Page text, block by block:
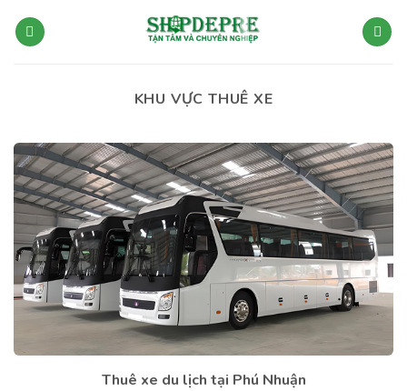
qua
KHU VỰC THUÊ XE
Thuê xe du lịch tại Phú Nhuận